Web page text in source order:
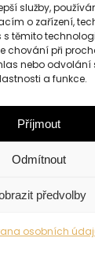
služby,
o zařízení,
s těmito
chování při
nebo
a funkce.
Příjmout
Odmítnout
předvolby
osobních
s.r.o. |
stránekaSEO